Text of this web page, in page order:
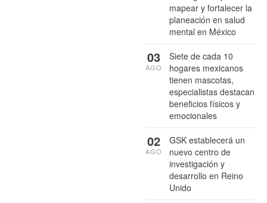
mapear y fortalecer la
planeación en salud
mental en México
Siete de cada 10
hogares mexicanos
tienen mascotas,
especialistas destacan
beneficios físicos y
emocionales
03
AGO
GSK establecerá un
nuevo centro de
investigación y
desarrollo en Reino
Unido
02
AGO